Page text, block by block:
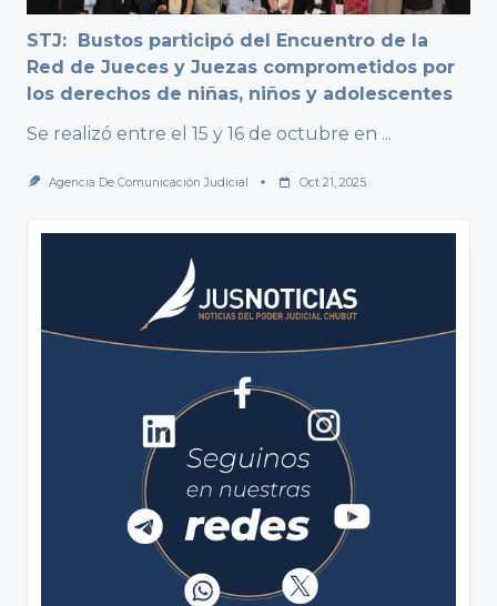
STJ: Bustos participó del Encuentro de la
Red de Jueces y Juezas comprometidos por
los derechos de niñas, niños y adolescentes
Se realizó entre el 15 y 16 de octubre en ...
Agencia De Comunicación Judicial Oct 21, 2025